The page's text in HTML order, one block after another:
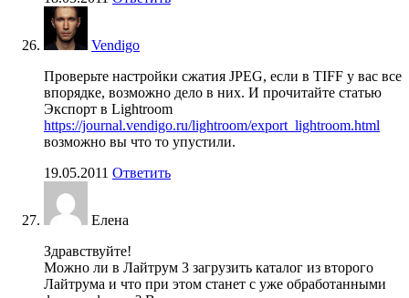
Vendigo
Проверьте настройки сжатия JPEG, если в TIFF у вас все
впорядке, возможно дело в них. И прочитайте статью
Экспорт в Lightroom
https://journal.vendigo.ru/lightroom/export_lightroom.html
возможно вы что то упустили.
19.05.2011 Ответить
Елена
Здравствуйте!
Можно ли в Лайтрум 3 загрузить каталог из второго
Лайтрума и что при этом станет с уже обработанными